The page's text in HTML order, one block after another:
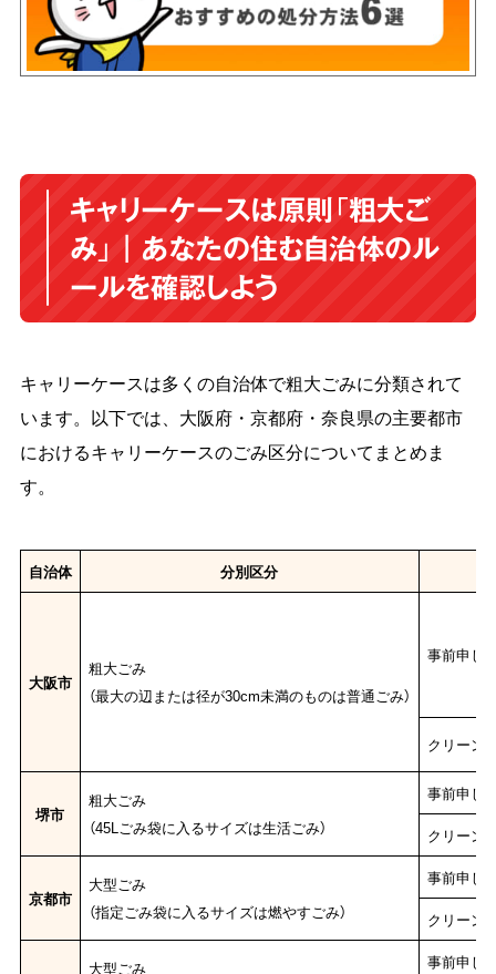
キャリーケースは原則「粗大ご
み」｜あなたの住む自治体のル
ールを確認しよう
キャリーケースは多くの自治体で粗大ごみに分類されて
います。 以下では、大阪府・京都府・奈良県の主要都市
におけるキャリーケースのごみ区分についてまとめま
す。
自治体 分別区分
大阪市
粗大ごみ
（最大の辺または径が30cm未満のものは普通ごみ）
事前申し
クリーン
堺市
粗大ごみ
（45Lごみ袋に入るサイズは生活ごみ）
事前申し
クリーン
京都市
大型ごみ
（指定ごみ袋に入るサイズは燃やすごみ）
事前申し
クリーン
大型ごみ 事前申し